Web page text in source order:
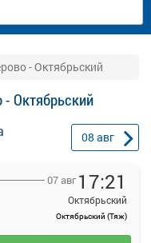
- Октябрьский
- Октябрьский
08 авг
07 авг 17:21
Октябрьский
Октябрьский (Тяж)
с расписанием и
- Октябрьский.